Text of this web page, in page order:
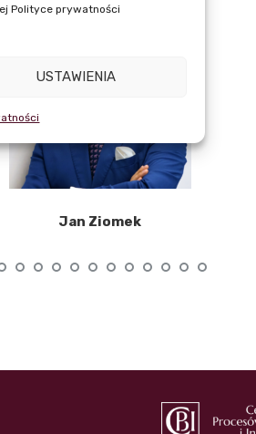
Polityce prywatności
USTAWIENIA
Jan Ziomek